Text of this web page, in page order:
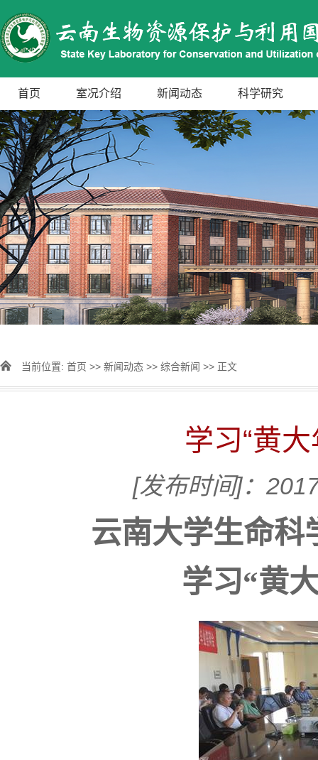
首页 室况介绍 新闻动态 科学研究
当前位置: 首页 >> 新闻动态 >> 综合新闻 >> 正文
学习“黄
[发布时间]：
云南大学生命科
学习“黄